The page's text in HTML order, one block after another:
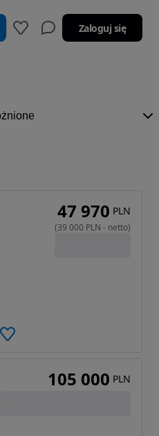
Zaloguj się
47 970 PLN
(39 000 PLN - netto)
105 000 PLN